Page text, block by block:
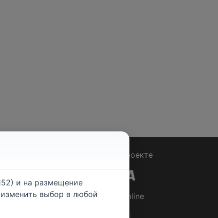
О проекте
© 2026Rabotniki.online
и на размещение
выбор в любой